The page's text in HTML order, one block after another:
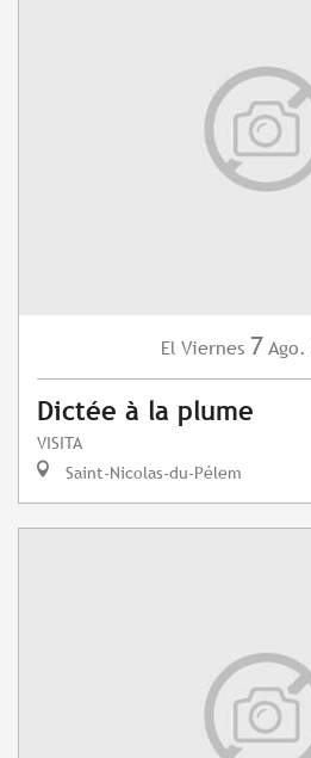
El Viernes 7 Ago.
Dictée à la plume
VISITA
Saint-Nicolas-du-Pélem